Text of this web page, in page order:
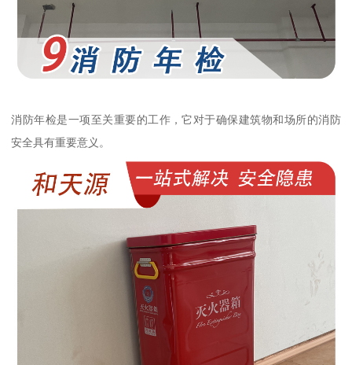
消防年检是一项至关重要的工作，它对于确保建筑物和场所的消防
安全具有重要意义。